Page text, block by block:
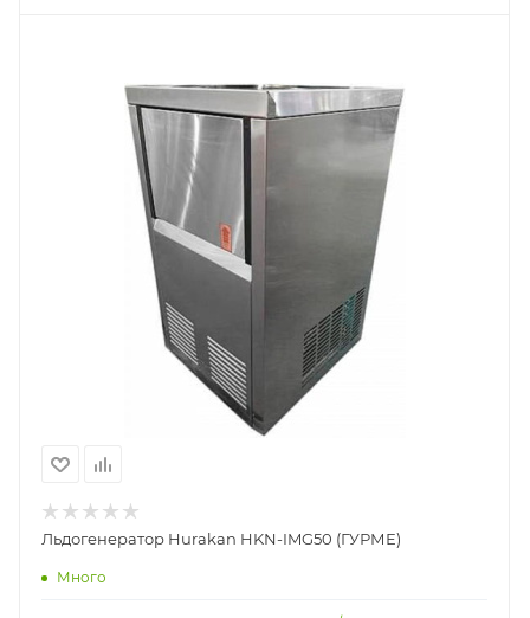
Льдогенератор Hurakan HKN-IMG50 (ГУРМЕ)
Много